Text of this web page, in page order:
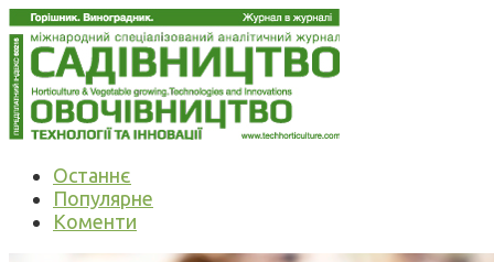
Останнє
Популярне
Коменти